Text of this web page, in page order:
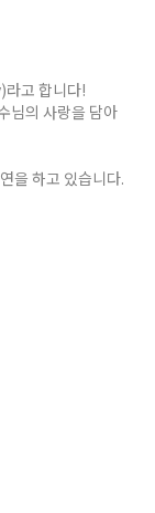
고 합니다!
님의 사랑을 담아
을 하고 있습니다.